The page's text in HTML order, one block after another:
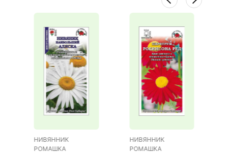
НИВЯННИК
РОМАШКА
НИВЯННИК
РОМАШКА